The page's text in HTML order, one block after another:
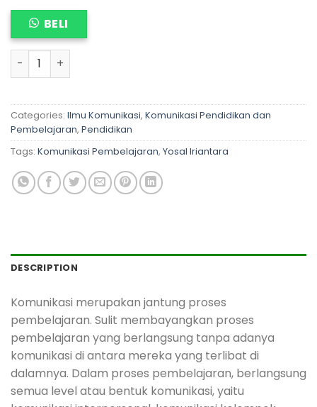
BELI
KOMUNIKASI PEMBELAJARAN, Interaksi Komunikatif
Categories: Ilmu Komunikasi, Komunikasi Pendidikan dan
Pembelajaran, Pendidikan
Tags: Komunikasi Pembelajaran, Yosal Iriantara
DESCRIPTION
Komunikasi merupakan jantung proses
pembelajaran. Sulit membayangkan proses
pembelajaran yang berlangsung tanpa adanya
komunikasi di antara mereka yang terlibat di
dalamnya. Dalam proses pembelajaran, berlangsung
semua level atau bentuk komunikasi, yaitu